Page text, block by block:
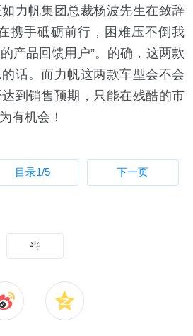
力帆集团总裁杨波先生在致辞
携手砥砺前行，困难压不倒我
产品回馈用户”。的确，这两款
话。而力帆这两款车型会不会
到销售预期，只能在残酷的市
有机会！
目录1/5 下一页